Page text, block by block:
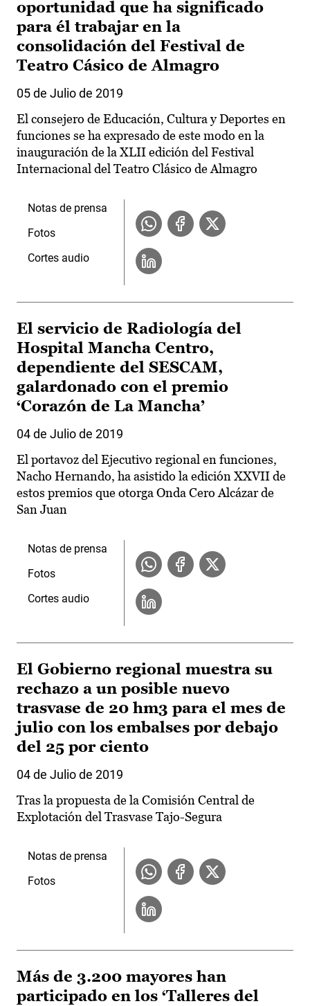
oportunidad que ha significado
para él trabajar en la
consolidación del Festival de
Teatro Cásico de Almagro
05 de Julio de 2019
El consejero de Educación, Cultura y Deportes en
funciones se ha expresado de este modo en la
inauguración de la XLII edición del Festival
Internacional del Teatro Clásico de Almagro
Notas de prensa
Fotos
Cortes audio
El servicio de Radiología del
Hospital Mancha Centro,
dependiente del SESCAM,
galardonado con el premio
‘Corazón de La Mancha’
04 de Julio de 2019
El portavoz del Ejecutivo regional en funciones,
Nacho Hernando, ha asistido la edición XXVII de
estos premios que otorga Onda Cero Alcázar de
San Juan
Notas de prensa
Fotos
Cortes audio
El Gobierno regional muestra su
rechazo a un posible nuevo
trasvase de 20 hm3 para el mes de
julio con los embalses por debajo
del 25 por ciento
04 de Julio de 2019
Tras la propuesta de la Comisión Central de
Explotación del Trasvase Tajo-Segura
Notas de prensa
Fotos
Más de 3.200 mayores han
participado en los ‘Talleres del